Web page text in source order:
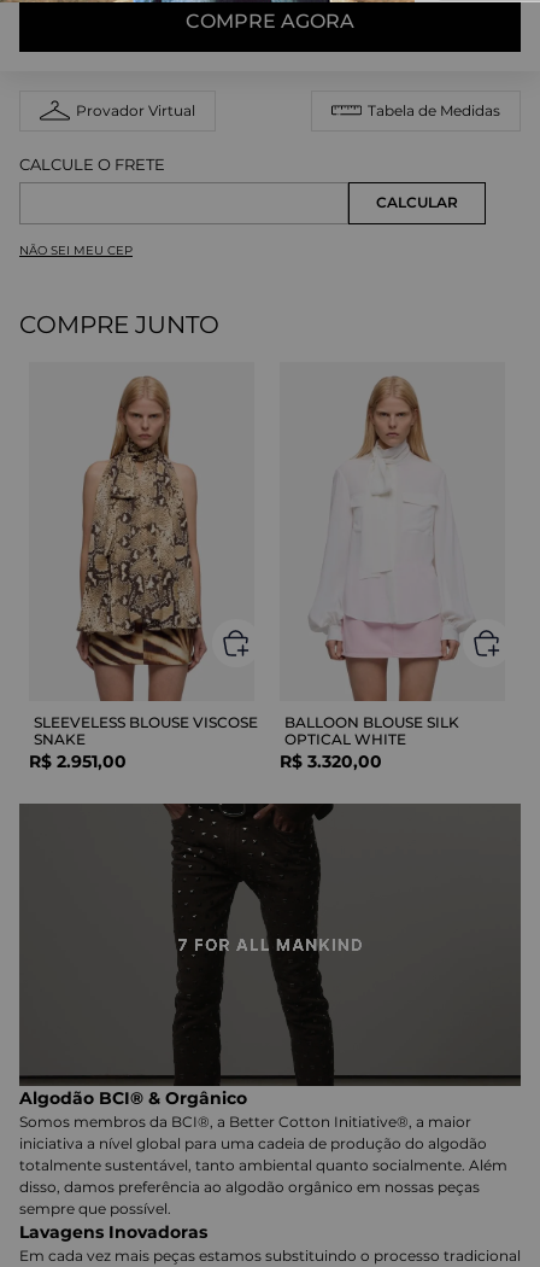
COMPRE AGORA
Provador Virtual Tabela de Medidas
NÃO SEI MEU CEP
COMPRE JUNTO
SLEEVELESS BLOUSE VISCOSE
SNAKE
R$ 2.951,00
BALLOON BLOUSE SILK
OPTICAL WHITE
R$ 3.320,00
Algodão BCI® & Orgânico
Somos membros da BCI®, a Better Cotton Initiative®, a maior
iniciativa a nível global para uma cadeia de produção do algodão
totalmente sustentável, tanto ambiental quanto socialmente. Além
disso, damos preferência ao algodão orgânico em nossas peças
sempre que possível.
Lavagens Inovadoras
Em cada vez mais peças estamos substituindo o processo tradicional